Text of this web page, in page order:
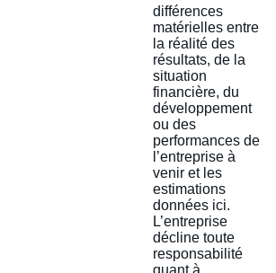
différences
matérielles entre
la réalité des
résultats, de la
situation
financière, du
développement
ou des
performances de
l’entreprise à
venir et les
estimations
données ici.
L’entreprise
décline toute
responsabilité